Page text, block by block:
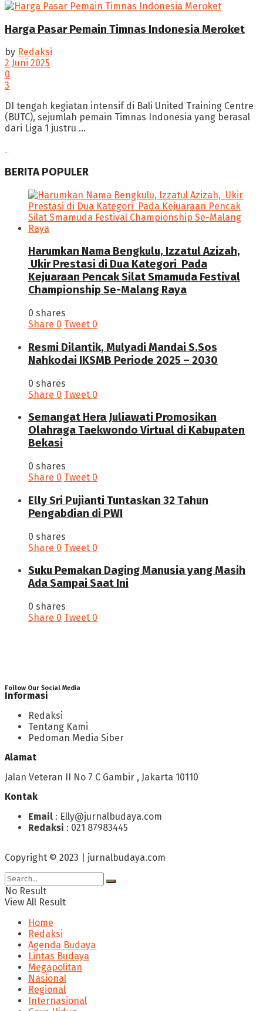
Harga Pasar Pemain Timnas Indonesia Meroket
by Redaksi
2 Juni 2025
0
3
DI ‎tengah kegiatan intensif di Bali United Training Centre
(BUTC), sejumlah pemain Timnas Indonesia yang berasal
dari Liga 1 justru ...
BERITA POPULER
Harumkan Nama Bengkulu, Izzatul Azizah,
Ukir Prestasi di Dua Kategori Pada
Kejuaraan Pencak Silat Smamuda Festival
Championship Se-Malang Raya
0 shares
Share 0 Tweet 0
Resmi Dilantik, Mulyadi Mandai S.Sos
Nahkodai IKSMB Periode 2025 – 2030
0 shares
Share 0 Tweet 0
Semangat Hera Juliawati Promosikan
Olahraga Taekwondo Virtual di Kabupaten
Bekasi
0 shares
Share 0 Tweet 0
Elly Sri Pujianti Tuntaskan 32 Tahun
Pengabdian di PWI
0 shares
Share 0 Tweet 0
‎Suku Pemakan Daging Manusia yang Masih
Ada Sampai Saat Ini
0 shares
Share 0 Tweet 0
Follow Our Social Media
Informasi
Redaksi
Tentang Kami
Pedoman Media Siber
Alamat
Jalan Veteran II No 7 C Gambir , Jakarta 10110
Kontak
Email : Elly@jurnalbudaya.com
Redaksi : 021 87983445
Copyright © 2023 | jurnalbudaya.com
No Result
View All Result
Home
Redaksi
Agenda Budaya
Lintas Budaya
Megapolitan
Nasional
Regional
Internasional